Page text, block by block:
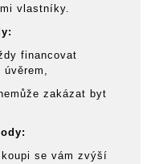
vlastníky.
financovat
úvěrem,
zakázat byt
se vám zvýší